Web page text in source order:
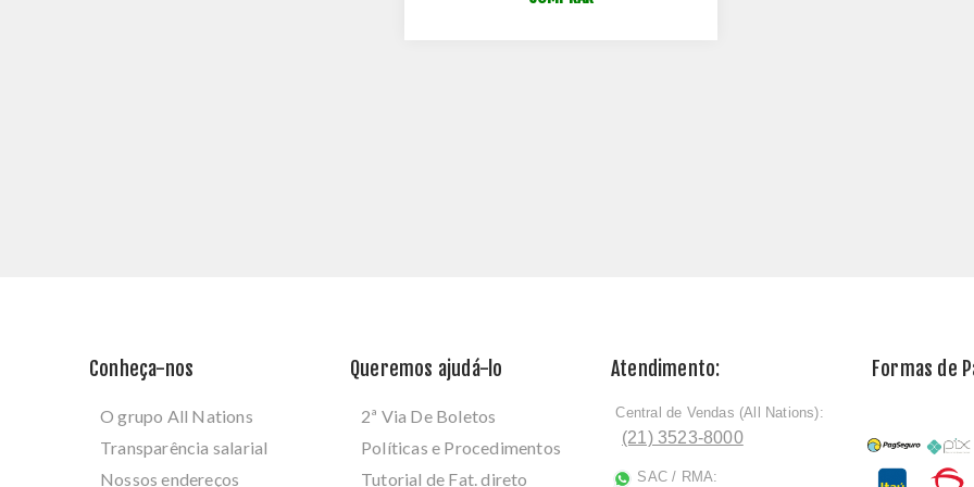
Conheça-nos
O grupo All Nations
Transparência salarial
Nossos endereços
Queremos ajudá-lo
2ª Via De Boletos
Políticas e Procedimentos
Tutorial de Fat. direto
Atendimento:
ﾠCentral de Vendas (All Nations):
(21) 3523-8000
SAC / RMA:
Formas de